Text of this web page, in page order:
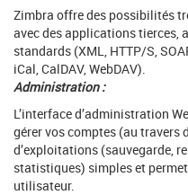
Zimbra offre des possibilités
avec des applications tierces,
standards (XML, HTTP/S,
iCal, CalDAV, WebDAV).
Administration :
L’interface d’administration
gérer vos comptes (au
d’exploitations (sauvegarde,
statistiques) simples et
utilisateur.